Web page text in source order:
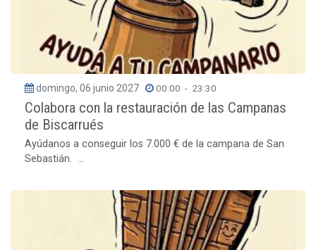
domingo, 06 junio 2027 00:00 - 23:30
Colabora con la restauración de las Campanas
de Biscarrués
Ayúdanos a conseguir los 7.000 € de la campana de San
Sebastián. ...